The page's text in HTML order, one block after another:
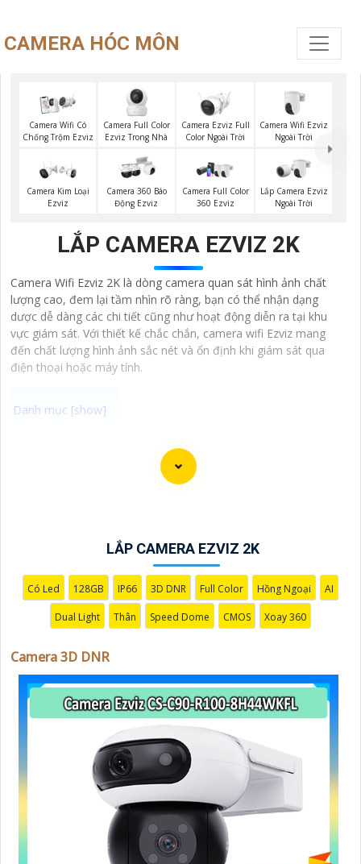
CAMERA HÓC MÔN
Camera Wifi Có
Chống Trộm Ezviz
Camera Full Color
Ezviz Trong Nhà
Camera Ezviz Full
Color Ngoài Trời
Camera Wifi Ezviz
Ngoài Trời
Camera Kim Loại
Ezviz
Camera 360 Báo
Động Ezviz
Camera Full Color
360 Ezviz
Lắp Camera Ezviz
Ngoài Trời
LẮP CAMERA EZVIZ 2K
Camera Wifi Ezviz 2K là dòng camera quan sát hình ảnh chất
lượng cao, đem lại tầm nhìn rõ ràng, bạn có thể nhận dạng
dược dễ dàng các chi tiết cũng như hoạt động diễn ra tại khu
vực giám sát. Với thiết kế chắc chắn, camera wifi Ezviz mang
đến chất lượng hình ảnh sắc nét và ổn định khi giám sát qua
điện thoại hoặc máy tính.
Camera 3D DNR là một loại camera được trang bị chip
chống nhiễu 3D hoạt động bằng cách sử dụng công
camera trở nên sắc nét, rõ ràng và không bị ảnh hưởng
Với tính năng chống nhiễu 3D DNR camera sẽ giúp
bạn quan sát được hình ảnh chất lượng cao, đặc biệt
trong các điều kiện ánh sáng yếu hoặc độ nhiễu cao.
quan sát trở nên dễ dàng và chính xác hơn.
LẮP CAMERA EZVIZ 2K
Có Led 128GB IP66 3D DNR Full Color Hồng Ngoại AI
Dual Light Thân Speed Dome CMOS Xoay 360
Camera 3D DNR